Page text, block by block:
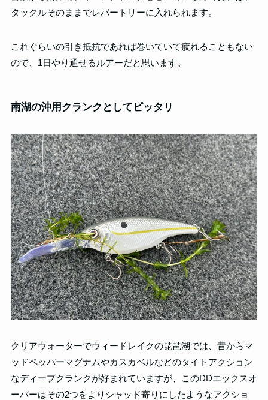
タックルそのままでレパートリーに入れられます。
これぐらいの引き抵抗であれば巻いていて疲れることもない
ので、1日やり通せるルアーだと思います。
南湖の沖用クランクとしてピッタリ
クリアウォーターでウィードレイクの琵琶湖では、昔からマ
ッドペッパーマグナムやカスカベルなどのタイトアクション
なディープクランクが好まれていますが、このDDエックスオ
ーバーはその2つをよりシャッド寄りにしたようなアクショ